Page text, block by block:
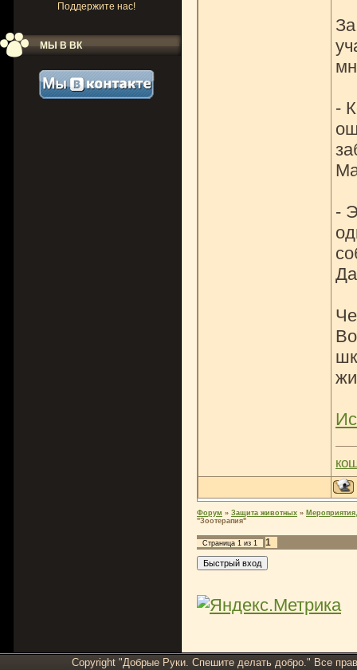
Поддержите нас!
МЫ В ВК
-
-
Форум » Защита животных »
"Зоотерапия"
Страница 1 из 1 1
Copyright "Добрые Руки. Спешите делать добро." Все